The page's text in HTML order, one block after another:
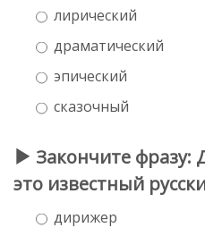
лирический
драматический
эпический
сказочный
Закончите фразу:
это известный
дирижер